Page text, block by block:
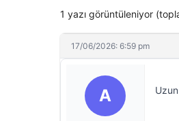
1 yazı görüntüleniyor
17/06/2026: 6:59 pm
A